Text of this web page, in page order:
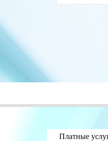
Платные